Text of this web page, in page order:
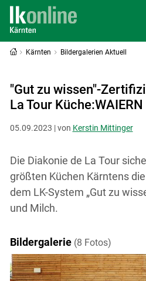
Kärnten Bildergalerien Aktuell
"Gut zu wissen"-
La Tour Küche:WAIERN
05.09.2023 | von Kerstin Mittinger
Die Diakonie de La Tour
größten Küchen Kärntens
dem LK-System „Gut zu
und Milch.
Bildergalerie (8 Fotos)